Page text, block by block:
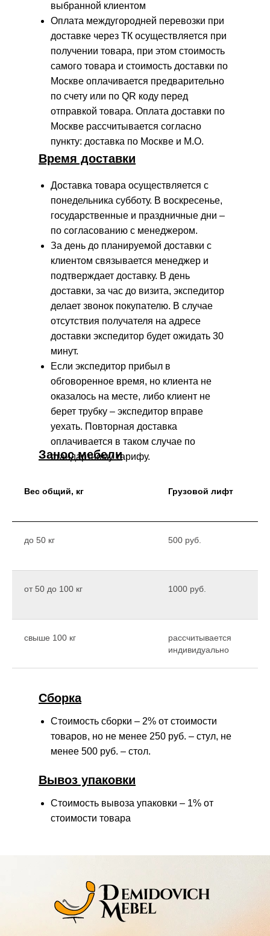
выбранной клиентом
Оплата междугородней перевозки при
доставке через ТК осуществляется при
получении товара, при этом стоимость
самого товара и стоимость доставки по
Москве оплачивается предварительно
по счету или по QR коду перед
отправкой товара. Оплата доставки по
Москве рассчитывается согласно
пункту: доставка по Москве и М.О.
Время доставки
Доставка товара осуществляется с
понедельника субботу. В воскресенье,
государственные и праздничные дни –
по согласованию с менеджером.
За день до планируемой доставки с
клиентом связывается менеджер и
подтверждает доставку. В день
доставки, за час до визита, экспедитор
делает звонок покупателю. В случае
отсутствия получателя на адресе
доставки экспедитор будет ожидать 30
минут.
Если экспедитор прибыл в
обговоренное время, но клиента не
оказалось на месте, либо клиент не
берет трубку – экспедитор вправе
уехать. Повторная доставка
оплачивается в таком случае по
стандартному тарифу.
Занос мебели
Вес общий, кг Грузовой лифт
до 50 кг 500 руб.
от 50 до 100 кг 1000 руб.
свыше 100 кг
рассчитывается
индивидуально
Сборка
Стоимость сборки – 2% от стоимости
товаров, но не менее 250 руб. – стул, не
менее 500 руб. – стол.
Вывоз упаковки
Стоимость вывоза упаковки – 1% от
стоимости товара
+7(985) 538-05-45
demimebel@bk.ru
Мы принимаем к
СБП